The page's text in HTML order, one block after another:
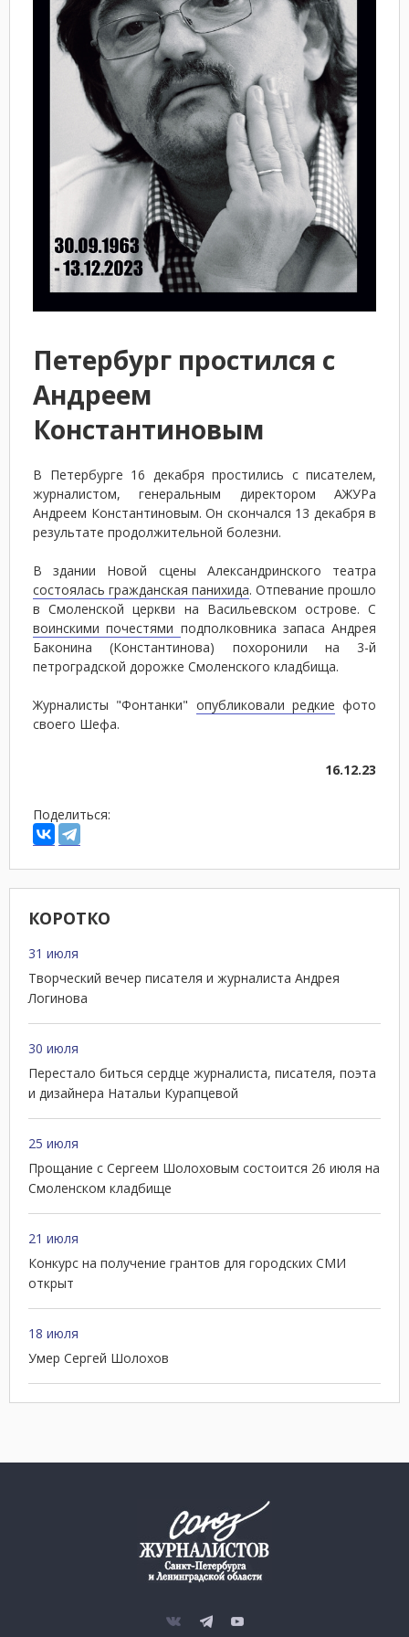
КОРОТКО
31 июля
Творческий вечер писателя и журналиста Андрея
Логинова
30 июля
Перестало биться сердце журналиста, писателя, поэта
и дизайнера Натальи Курапцевой
25 июля
Прощание с Сергеем Шолоховым состоится 26 июля на
Смоленском кладбище
21 июля
Конкурс на получение грантов для городских СМИ
открыт
18 июля
Умер Сергей Шолохов
Петербург простился с
Андреем
Константиновым
В Петербурге 16 декабря простились с писателем,
журналистом, генеральным директором АЖУРа
Андреем Константиновым. Он скончался 13 декабря в
результате продолжительной болезни.
В здании Новой сцены Александринского театра
состоялась гражданская панихида. Отпевание прошло
в Смоленской церкви на Васильевском острове. С
воинскими почестями подполковника запаса Андрея
Баконина (Константинова) похоронили на 3-й
петроградской дорожке Смоленского кладбища.
Журналисты "Фонтанки" опубликовали редкие фото
своего Шефа.
16.12.23
Поделиться: